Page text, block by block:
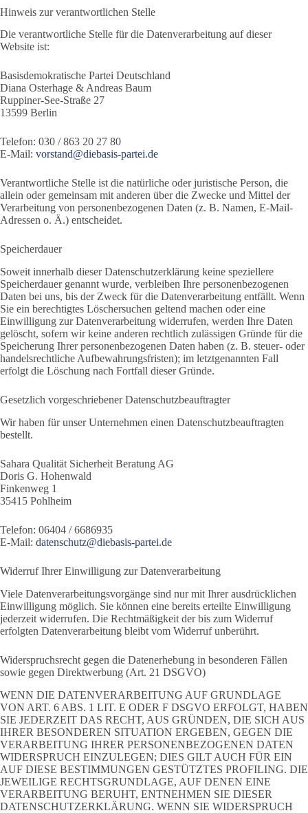
Hinweis zur verantwortlichen Stelle
Die verantwortliche Stelle für die Datenverarbeitung auf dieser
Website ist:
Basisdemokratische Partei Deutschland
Diana Osterhage & Andreas Baum
Ruppiner-See-Straße 27
13599 Berlin
Telefon: 030 / 863 20 27 80
E-Mail: ed.ietrap-sisabeid@dnatsrov
Verantwortliche Stelle ist die natürliche oder juristische Person, die
allein oder gemeinsam mit anderen über die Zwecke und Mittel der
Verarbeitung von personenbezogenen Daten (z. B. Namen, E-Mail-
Adressen o. Ä.) entscheidet.
Speicherdauer
Soweit innerhalb dieser Datenschutzerklärung keine speziellere
Speicherdauer genannt wurde, verbleiben Ihre personenbezogenen
Daten bei uns, bis der Zweck für die Datenverarbeitung entfällt. Wenn
Sie ein berechtigtes Löschersuchen geltend machen oder eine
Einwilligung zur Datenverarbeitung widerrufen, werden Ihre Daten
gelöscht, sofern wir keine anderen rechtlich zulässigen Gründe für die
Speicherung Ihrer personenbezogenen Daten haben (z. B. steuer- oder
handelsrechtliche Aufbewahrungsfristen); im letztgenannten Fall
erfolgt die Löschung nach Fortfall dieser Gründe.
Gesetzlich vorgeschriebener Datenschutz­beauftragter
Wir haben für unser Unternehmen einen Datenschutzbeauftragten
bestellt.
Sahara Qualität Sicherheit Beratung AG
Doris G. Hohenwald
Finkenweg 1
35415 Pohlheim
Telefon: 06404 / 6686935
E-Mail: ed.ietrap-sisabeid@ztuhcsnetad
Widerruf Ihrer Einwilligung zur Datenverarbeitung
Viele Datenverarbeitungsvorgänge sind nur mit Ihrer ausdrücklichen
Einwilligung möglich. Sie können eine bereits erteilte Einwilligung
jederzeit widerrufen. Die Rechtmäßigkeit der bis zum Widerruf
erfolgten Datenverarbeitung bleibt vom Widerruf unberührt.
Widerspruchsrecht gegen die Datenerhebung in besonderen Fällen
sowie gegen Direktwerbung (Art. 21 DSGVO)
WENN DIE DATENVERARBEITUNG AUF GRUNDLAGE
VON ART. 6 ABS. 1 LIT. E ODER F DSGVO ERFOLGT, HABEN
SIE JEDERZEIT DAS RECHT, AUS GRÜNDEN, DIE SICH AUS
IHRER BESONDEREN SITUATION ERGEBEN, GEGEN DIE
VERARBEITUNG IHRER PERSONENBEZOGENEN DATEN
WIDERSPRUCH EINZULEGEN; DIES GILT AUCH FÜR EIN
AUF DIESE BESTIMMUNGEN GESTÜTZTES PROFILING. DIE
JEWEILIGE RECHTSGRUNDLAGE, AUF DENEN EINE
VERARBEITUNG BERUHT, ENTNEHMEN SIE DIESER
DATENSCHUTZERKLÄRUNG. WENN SIE WIDERSPRUCH